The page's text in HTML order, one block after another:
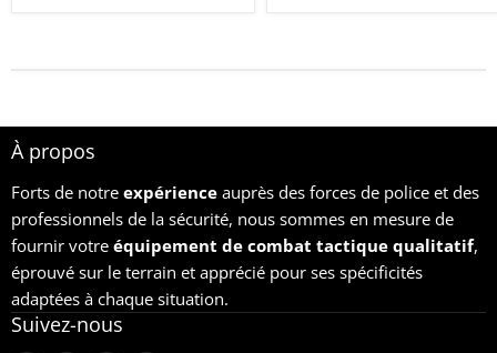
À propos
Forts de notre expérience auprès des forces de police et des
professionnels de la sécurité, nous sommes en mesure de
fournir votre équipement de combat tactique qualitatif,
éprouvé sur le terrain et apprécié pour ses spécificités
adaptées à chaque situation.
Suivez-nous